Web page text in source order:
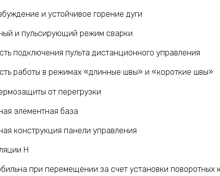
и устойчивое горение дуги
и пульсирующий режим сварки
подключения пульта дистанционного управления
работы в режимах «длинные швы» и «короткие швы»
от перегрузки
элементная база
конструкция панели управления
Н
при перемещении за счет установки поворотных